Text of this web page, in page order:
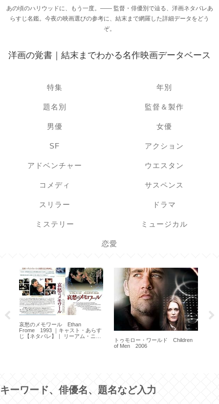
あの頃のハリウッドに、もう一度。―― 監督・俳優別で辿る、洋画ネタバレあ
らすじ名鑑。今夜の映画選びの参考に、結末まで網羅した詳細データをどう
ぞ。
洋画の覚書｜結末までわかる名作映画データベース
特集 年別
題名別 監督＆製作
男優 女優
SF アクション
アドベンチャー ウエスタン
コメディ サスペンス
スリラー ドラマ
ミステリー ミュージカル
恋愛
哀愁のメモワール Ethan
Frome 1993 ｜キャスト・あらす
じ【ネタバレ】｜ リーアム・ニー
トゥモロー・ワールド Children
of Men 2006
キーワード、俳優名、題名など入力